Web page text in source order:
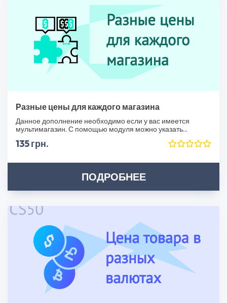
Разные цены для каждого магазина
Данное дополнение необходимо если у вас имеется
мультимагазин. С помощью модуля можно указать
135 грн.
ПОДРОБНЕЕ